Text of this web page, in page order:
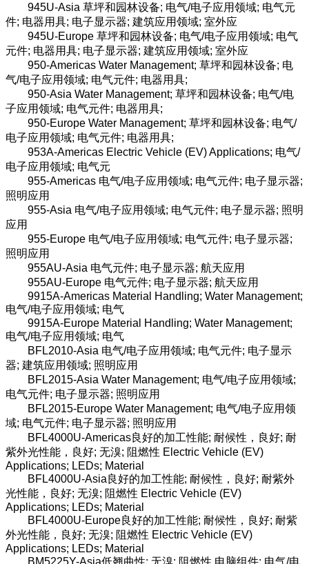
945U-Asia 草坪和园林设备; 电气/电子应用领域; 电气元
件; 电器用具; 电子显示器; 建筑应用领域; 室外应
945U-Europe 草坪和园林设备; 电气/电子应用领域; 电气
元件; 电器用具; 电子显示器; 建筑应用领域; 室外应
950-Americas Water Management; 草坪和园林设备; 电
气/电子应用领域; 电气元件; 电器用具;
950-Asia Water Management; 草坪和园林设备; 电气/电
子应用领域; 电气元件; 电器用具;
950-Europe Water Management; 草坪和园林设备; 电气/
电子应用领域; 电气元件; 电器用具;
953A-Americas Electric Vehicle (EV) Applications; 电气/
电子应用领域; 电气元
955-Americas 电气/电子应用领域; 电气元件; 电子显示器;
照明应用
955-Asia 电气/电子应用领域; 电气元件; 电子显示器; 照明
应用
955-Europe 电气/电子应用领域; 电气元件; 电子显示器;
照明应用
955AU-Asia 电气元件; 电子显示器; 航天应用
955AU-Europe 电气元件; 电子显示器; 航天应用
9915A-Americas Material Handling; Water Management;
电气/电子应用领域; 电气
9915A-Europe Material Handling; Water Management;
电气/电子应用领域; 电气
BFL2010-Asia 电气/电子应用领域; 电气元件; 电子显示
器; 建筑应用领域; 照明应用
BFL2015-Asia Water Management; 电气/电子应用领域;
电气元件; 电子显示器; 照明应用
BFL2015-Europe Water Management; 电气/电子应用领
域; 电气元件; 电子显示器; 照明应用
BFL4000U-Americas良好的加工性能; 耐候性，良好; 耐
紫外光性能，良好; 无溴; 阻燃性 Electric Vehicle (EV)
Applications; LEDs; Material
BFL4000U-Asia良好的加工性能; 耐候性，良好; 耐紫外
光性能，良好; 无溴; 阻燃性 Electric Vehicle (EV)
Applications; LEDs; Material
BFL4000U-Europe良好的加工性能; 耐候性，良好; 耐紫
外光性能，良好; 无溴; 阻燃性 Electric Vehicle (EV)
Applications; LEDs; Material
BM5225Y-Asia低翘曲性; 无溴; 阻燃性 电脑组件; 电气/电